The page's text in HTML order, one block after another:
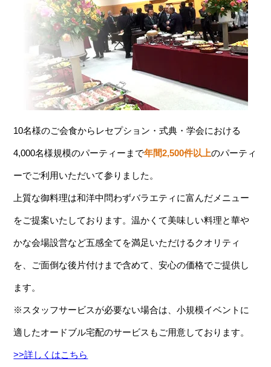
10名様のご会食からレセプション・式典・学会における
4,000名様規模のパーティーまで年間2,500件以上のパーティ
ーでご利用いただいて参りました。
上質な御料理は和洋中問わずバラエティに富んだメニュー
をご提案いたしております。温かくて美味しい料理と華や
かな会場設営など五感全てを満足いただけるクオリティ
を、ご面倒な後片付けまで含めて、安心の価格でご提供し
ます。
※スタッフサービスが必要ない場合は、小規模イベントに
適したオードブル宅配のサービスもご用意しております。
>>詳しくはこちら